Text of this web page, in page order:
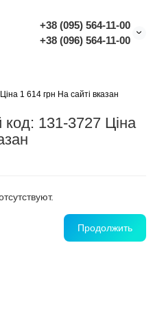
+38 (095) 564-11-00
+38 (096) 564-11-00
1 614 грн На сайті вказан
131-3727 Ціна
Продолжить